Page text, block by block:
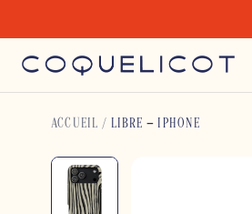
content
ACCUEIL / LIBRE – IPHONE